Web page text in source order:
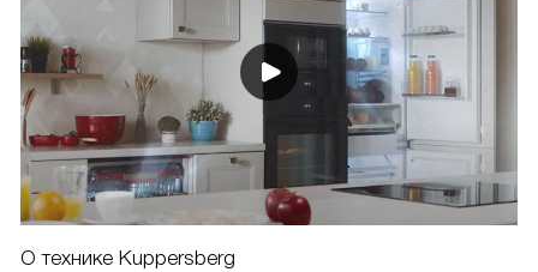
О технике Kuppersberg